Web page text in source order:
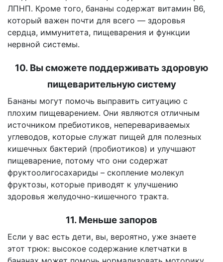
ЛПНП. Кроме того, бананы содержат витамин B6,
который важен почти для всего — здоровья
сердца, иммунитета, пищеварения и функции
нервной системы.
10. Вы сможете поддерживать здоровую
пищеварительную систему
Бананы могут помочь выправить ситуацию с
плохим пищеварением. Они являются отличным
источником пребиотиков, неперевариваемых
углеводов, которые служат пищей для полезных
кишечных бактерий (пробиотиков) и улучшают
пищеварение, потому что они содержат
фруктоолигосахариды – скопление молекул
фруктозы, которые приводят к улучшению
здоровья желудочно-кишечного тракта.
11. Меньше запоров
Если у вас есть дети, вы, вероятно, уже знаете
этот трюк: высокое содержание клетчатки в